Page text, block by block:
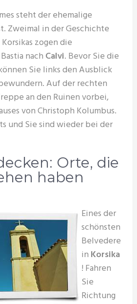
steht der ehemalige
Zweimal in der Geschichte
zogen die
nach Calvi. Bevor Sie die
Sie links den Ausblick
Auf der rechten
an den Ruinen vorbei,
von Christoph Kolumbus.
und Sie sind wieder bei der
Orte, die
haben
Eines der
schönsten
Belvedere
in Korsika
! Fahren
Sie
Richtung